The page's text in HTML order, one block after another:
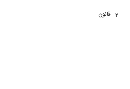
2 قانون